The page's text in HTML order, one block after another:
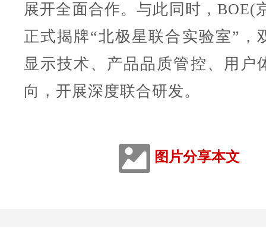
展开全面合作。与此同时，BOE(
正式揭牌“北极星联合实验室”，
显示技术、产品品质管控、用户
向，开展深度联合研发。
图片分享本文